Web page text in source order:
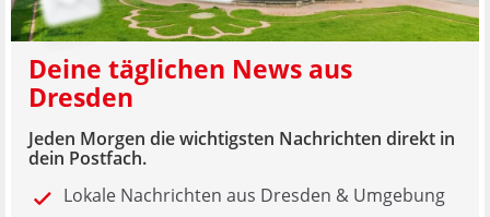
Deine täglichen News aus
Dresden
Jeden Morgen die wichtigsten Nachrichten direkt in
dein Postfach.
Lokale Nachrichten aus Dresden & Umgebung